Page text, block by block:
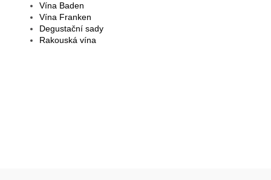
Vína Baden
Vína Franken
Degustační sady
Rakouská vína